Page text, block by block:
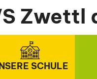
Zwettl
SCHULE